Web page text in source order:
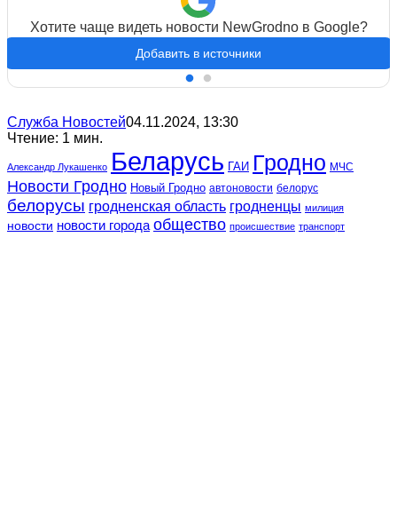
Хотите чаще видеть новости NewGrodno в Google?
Добавить в источники
Служба Новостей04.11.2024, 13:30
Чтение: 1 мин.
Александр Лукашенко Беларусь ГАИ Гродно МЧС
Новости Гродно Новый Гродно автоновости белорус
белорусы гродненская область гродненцы милиция
новости новости города общество происшествие транспорт